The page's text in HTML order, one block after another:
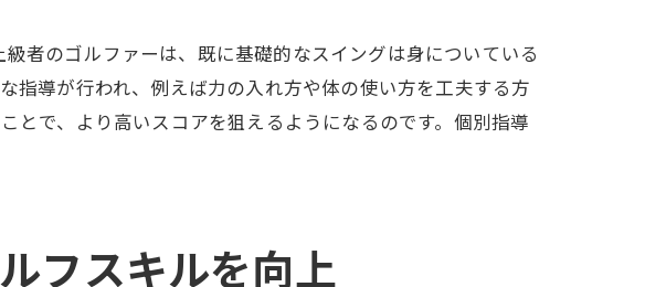
解説
者のゴルファーは、既に基礎的なスイングは身についている
指導が行われ、例えば力の入れ方や体の使い方を工夫する方
とで、より高いスコアを狙えるようになるのです。個別指導
フスキルを向上